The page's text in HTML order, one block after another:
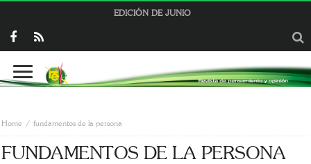
EDICIÓN DE JUNIO
Home fundamentos de la persona
FUNDAMENTOS DE LA PERSONA